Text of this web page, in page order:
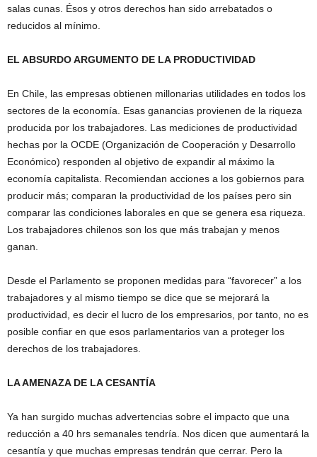
salas cunas. Ésos y otros derechos han sido arrebatados o
reducidos al mínimo.
EL ABSURDO ARGUMENTO DE LA PRODUCTIVIDAD
En Chile, las empresas obtienen millonarias utilidades en todos los
sectores de la economía. Esas ganancias provienen de la riqueza
producida por los trabajadores. Las mediciones de productividad
hechas por la OCDE (Organización de Cooperación y Desarrollo
Económico) responden al objetivo de expandir al máximo la
economía capitalista. Recomiendan acciones a los gobiernos para
producir más; comparan la productividad de los países pero sin
comparar las condiciones laborales en que se genera esa riqueza.
Los trabajadores chilenos son los que más trabajan y menos
ganan.
Desde el Parlamento se proponen medidas para “favorecer” a los
trabajadores y al mismo tiempo se dice que se mejorará la
productividad, es decir el lucro de los empresarios, por tanto, no es
posible confiar en que esos parlamentarios van a proteger los
derechos de los trabajadores.
LA AMENAZA DE LA CESANTÍA
Ya han surgido muchas advertencias sobre el impacto que una
reducción a 40 hrs semanales tendría. Nos dicen que aumentará la
cesantía y que muchas empresas tendrán que cerrar. Pero la